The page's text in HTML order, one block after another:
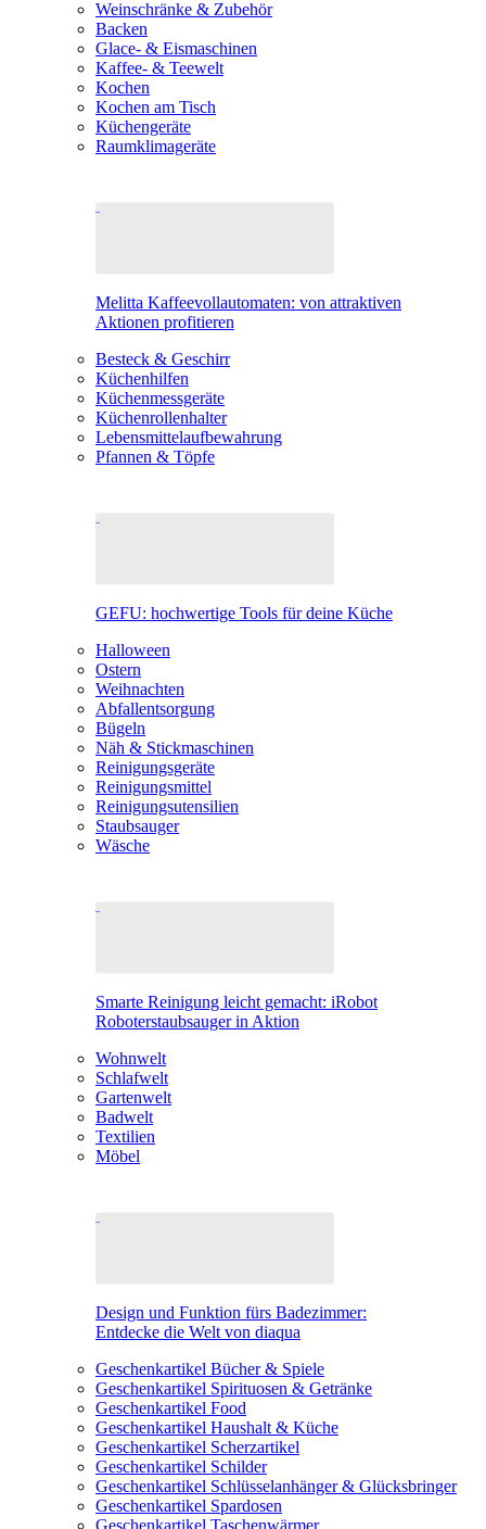
Weinschränke & Zubehör
Backen
Glace- & Eismaschinen
Kaffee- & Teewelt
Kochen
Kochen am Tisch
Küchengeräte
Raumklimageräte
Melitta Kaffeevollautomaten: von attraktiven
Aktionen profitieren
Besteck & Geschirr
Küchenhilfen
Küchenmessgeräte
Küchenrollenhalter
Lebensmittelaufbewahrung
Pfannen & Töpfe
GEFU: hochwertige Tools für deine Küche
Halloween
Ostern
Weihnachten
Abfallentsorgung
Bügeln
Näh & Stickmaschinen
Reinigungsgeräte
Reinigungsmittel
Reinigungsutensilien
Staubsauger
Wäsche
Smarte Reinigung leicht gemacht: iRobot
Roboterstaubsauger in Aktion
Wohnwelt
Schlafwelt
Gartenwelt
Badwelt
Textilien
Möbel
Design und Funktion fürs Badezimmer:
Entdecke die Welt von diaqua
Geschenkartikel Bücher & Spiele
Geschenkartikel Spirituosen & Getränke
Geschenkartikel Food
Geschenkartikel Haushalt & Küche
Geschenkartikel Scherzartikel
Geschenkartikel Schilder
Geschenkartikel Schlüsselanhänger & Glücksbringer
Geschenkartikel Spardosen
Geschenkartikel Taschenwärmer